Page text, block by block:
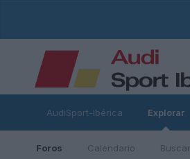
AudiSport-Ibérica Explorar
Foros Calendario Buscar